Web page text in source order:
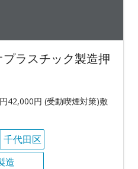
ラスチック製造押
42,000円 (受動喫煙対策)敷
千代田区
造